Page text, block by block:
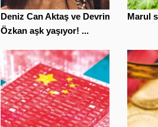
Deniz Can Aktaş ve Devrim
Özkan aşk yaşıyor! ...
Marul